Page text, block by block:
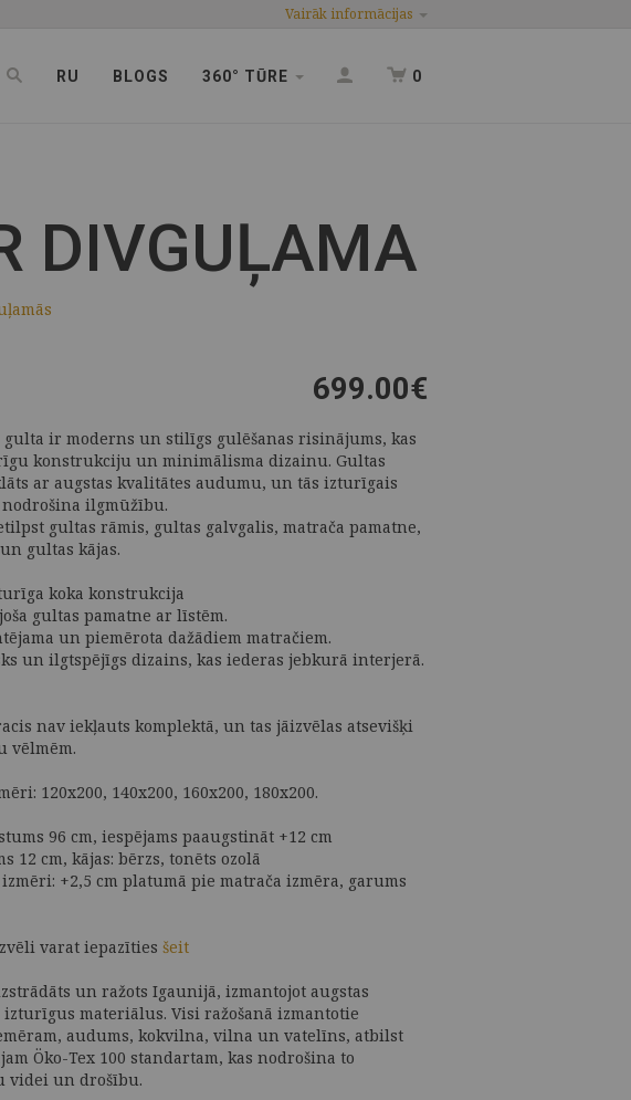
Vairāk informācijas
RU BLOGS 360° TŪRE 0
DIVGUĻAMA
699.00€
gulta ir moderns un stilīgs gulēšanas risinājums, kas
konstrukciju un minimālisma dizainu. Gultas
ar augstas kvalitātes audumu, un tās izturīgais
nodrošina ilgmūžību.
gultas rāmis, gultas galvgalis, matrača pamatne,
gultas kājas.
koka konstrukcija
gultas pamatne ar līstēm.
un piemērota dažādiem matračiem.
un ilgtspējīgs dizains, kas iederas jebkurā interjerā.
nav iekļauts komplektā, un tas jāizvēlas atsevišķi
vēlmēm.
120x200, 140x200, 160x200, 180x200.
96 cm, iespējams paaugstināt +12 cm
12 cm, kājas: bērzs, tonēts ozolā
+2,5 cm platumā pie matrača izmēra, garums
varat iepazīties šeit
un ražots Igaunijā, izmantojot augstas
materiālus. Visi ražošanā izmantotie
audums, kokvilna, vilna un vatelīns, atbilst
Öko-Tex 100 standartam, kas nodrošina to
videi un drošību.